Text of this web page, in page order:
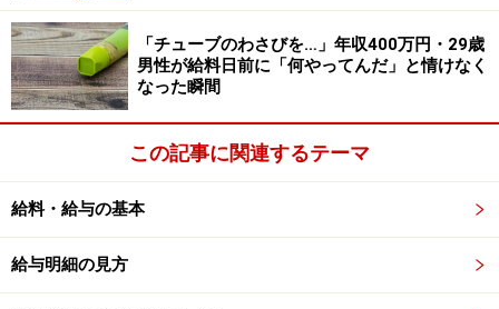
が、その内容を保証するものではなく、これに基づく損失・損害
などについて当社は一切の責任を負いません。
最新の情報や詳細については、必ず各金融機関やサービス提供者
の公式情報をご確認ください。
1/3 次のページへ
「チューブのわさびを…」年収400万円・29歳
男性が給料日前に「何やってんだ」と情けなく
なった瞬間
この記事に関連するテーマ
給料・給与の基本
給与明細の見方